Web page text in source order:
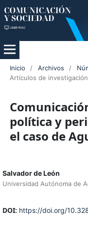
Inicio / Archivos /
Artículos de investigación
política y
el caso de
Salvador de León
Universidad Autónoma de
DOI: https://doi.org/